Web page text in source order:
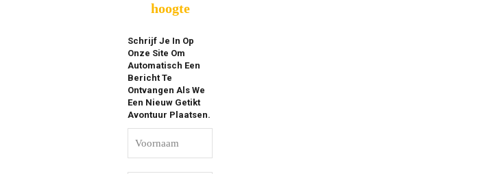
hoogte
Schrijf Je In Op
Onze Site Om
Automatisch Een
Bericht Te
Ontvangen Als We
Een Nieuw Getikt
Avontuur Plaatsen.